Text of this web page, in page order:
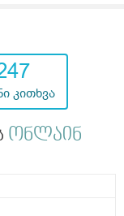
კითხვა
ონლაინ